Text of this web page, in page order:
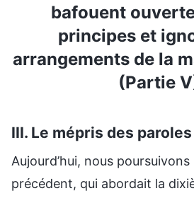
bafouent
principes et
arrangements de la
(Partie
III. Le mépris des
Aujourd’hui, nous
précédent, qui abordait la